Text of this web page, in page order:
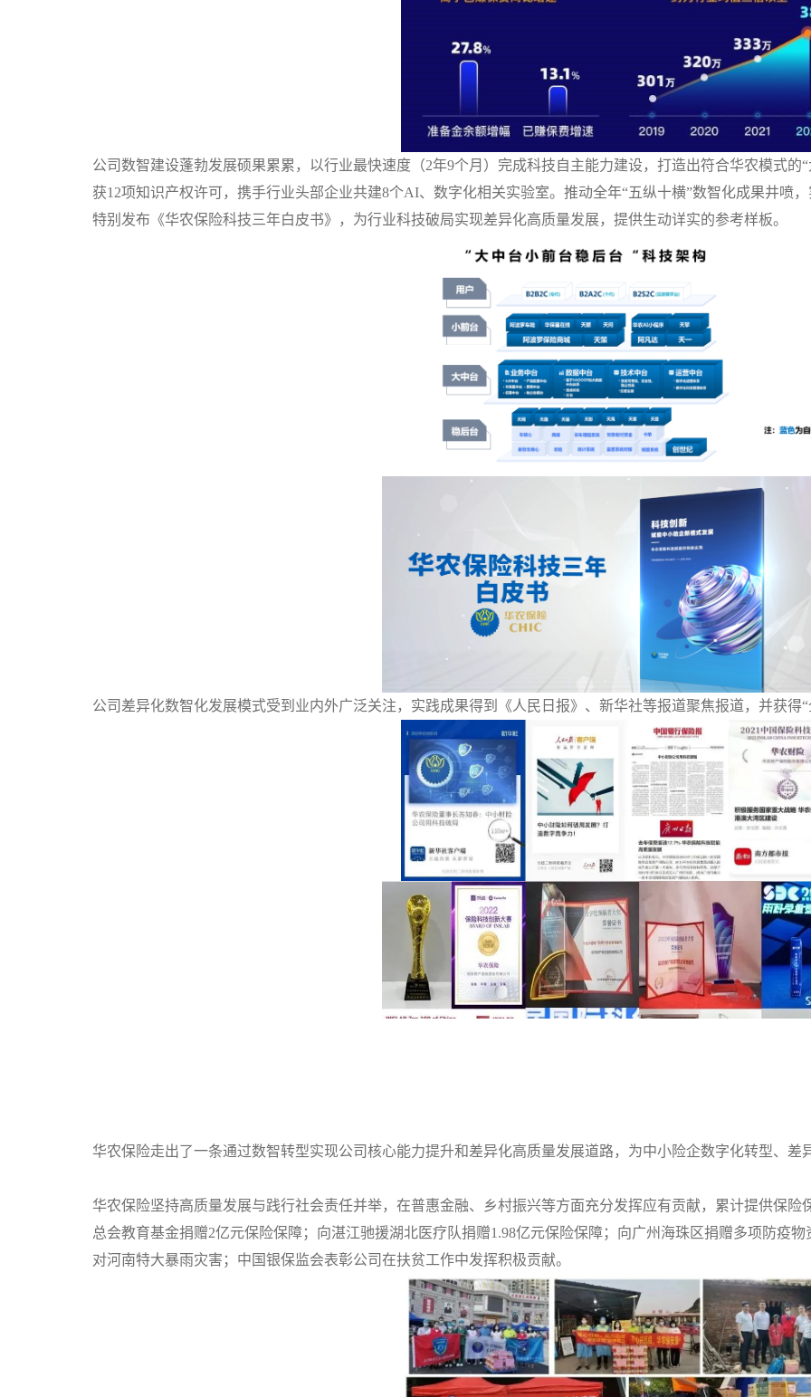
公司数智建设蓬勃发展硕果累累 ，以行业最快速度（2年9个月） 完成科技自主能力建设，打造出符合华农模式的“
获12项知识产权许可，携手行业头部企业共建8个AI、数字化相关实验室。推动全年“五纵十横”数智化成果井喷
特别发布 《华农保险科技三年白皮书》 ，为行业科技破局实现差异化高质量发展，提供生动详实的参考样板。
公司差异化数智化发展模式受到业内外广泛关注 ，实践成果得到《人民日报》、新华社等报道聚焦报道，并获得“
华农保险走出了一条通过数智转型实现公司核心能力提升和差异化高质量发展道路，为中小险企数字化转型、差
华农保险坚持高质量发展与践行社会责任并举，在普惠金融、乡村振兴等方面充分发挥应有贡献，累计提供保险
总会教育基金捐赠2亿元保险保障；向湛江驰援湖北医疗队捐赠1.98亿元保险保障；向广州海珠区捐赠多项防疫
对河南特大暴雨灾害；中国银保监会表彰公司在扶贫工作中发挥积极贡献。